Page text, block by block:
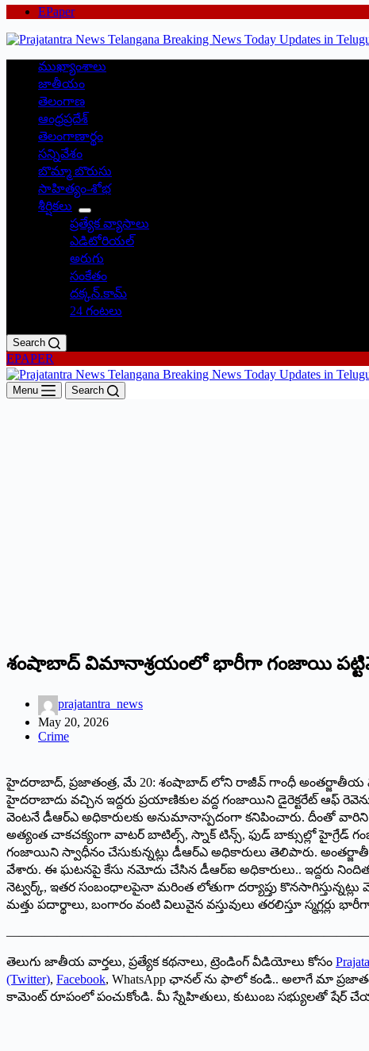
EPaper
ముఖ్యాంశాలు
జాతీయం
తెలంగాణ
ఆంధ్రప్రదేశ్
తెలంగాణార్థం
సన్నివేశం
బొమ్మా బొరుసు
సాహిత్యం-శోభ
శీర్షికలు
ప్రత్యేక వ్యాసాలు
ఎడిటోరియల్
అరుగు
సంకేతం
దక్కన్.కామ్
24 గంటలు
Search
EPAPER
Menu Search
శంషాబాద్ విమానాశ్రయంలో భారీగా గంజాయి
prajatantra_news
May 20, 2026
Crime
హైదరాబాద్, ప్రజాతంత్ర, మే 20: శంషాబాద్ లోని రాజీవ్ గాంధీ అంతర్జాతీయ
హైదరాబాదు వచ్చిన ఇద్దరు ప్రయాణికుల వద్ద గంజాయిని డైరెక్టరేట్ ఆఫ్
వెంటనే డీఆర్ఎ అధికారులకు అనుమానాస్పదంగా కనిపించారు. దీంతో
అత్యంత చాకచక్యంగా వాటర్ బాటిల్స్, స్నాక్ టిన్స్, ఫుడ్ బాక్సుల్లో హైగ్రేడ్
గంజాయిని స్వాధీనం చేసుకున్నట్లు డీఆర్ఎ అధికారులు తెలిపారు.
వేశారు. ఈ ఘటనపై కేసు నమోదు చేసిన డీఆర్ఐ అధికారులు.. ఇద్దరు
నెట్వర్క్, ఇతర సంబంధాలపైనా మరింత లోతుగా దర్యాప్తు
మత్తు పదార్థాలు, బంగారం వంటి విలువైన వస్తువులు తరలిస్తూ స్మగ్లర్లు
తెలుగు జాతీయ వార్తలు, ప్రత్యేక కథనాలు, ట్రెండింగ్ వీడియోలు కోసం
(Twitter), Facebook, WhatsApp ఛానల్ ను ఫాలో కండి.. అలాగే మా
కామెంట్ రూపంలో పంచుకోండి. మీ స్నేహితులు, కుటుంబ సభ్యులతో షేర్